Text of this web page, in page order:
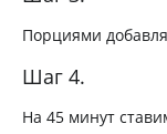
Порциями
Шаг 4.
На 45 минут